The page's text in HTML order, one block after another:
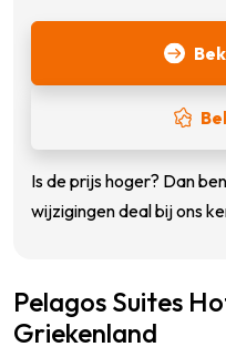
Is de prijs hoger? Dan
wijzigingen deal bij ons
Pelagos Suites
Griekenland